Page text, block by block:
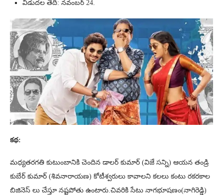
విడుదల తేదీ: నవంబర్ 24.
కథ:
మధ్యతరగతి కుటుంబానికి చెందిన డాలర్ కుమార్ (విజే సన్ని) ఆయన తండ్రి
కుబేర్ కుమార్ (శివనారాయణ) కోటీశ్వరులు కావాలని కలలు కంటు రకరకాల
బిజినెస్ లు చేస్తూ నష్టపోతు ఉంటారు.చివరికి సేటు నాగభూషణం(నాగిరెడ్డి)